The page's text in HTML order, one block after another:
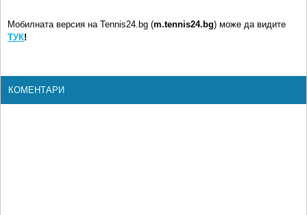
Мобилната версия на Tennis24.bg (m.tennis24.bg) може да видите
ТУК!
КОМЕНТАРИ